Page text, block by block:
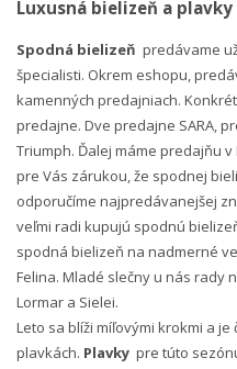
Luxusná bielizeň a plavky
Spodná bielizeň predávame
špecialisti. Okrem eshopu,
kamenných predajniach.
predajne. Dve predajne SARA,
Triumph. Ďalej máme predajňu v
pre Vás zárukou, že spodnej
odporučíme najpredávanejšej
veľmi radi kupujú spodnú
spodná bielizeň na nadmerné
Felina. Mladé slečny u nás rady
Lormar a Sielei.
Leto sa blíži míľovými krokmi a
plavkách. Plavky pre túto